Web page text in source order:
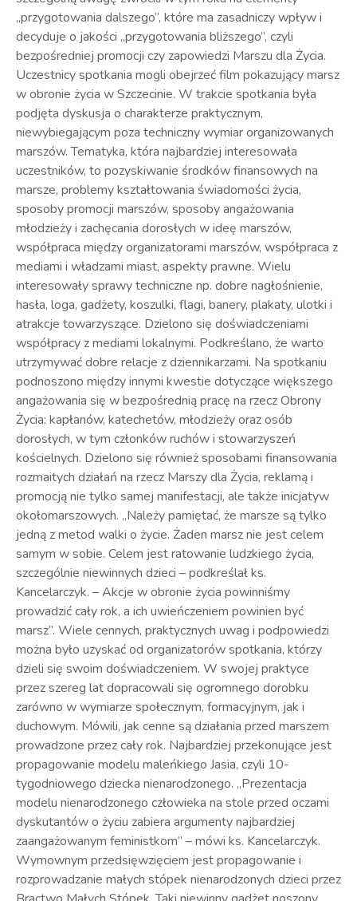
„przygotowania dalszego”, które ma zasadniczy wpływ i
decyduje o jakości „przygotowania bliższego”, czyli
bezpośredniej promocji czy zapowiedzi Marszu dla Życia.
Uczestnicy spotkania mogli obejrzeć film pokazujący marsz
w obronie życia w Szczecinie. W trakcie spotkania była
podjęta dyskusja o charakterze praktycznym,
niewybiegającym poza techniczny wymiar organizowanych
marszów. Tematyka, która najbardziej interesowała
uczestników, to pozyskiwanie środków finansowych na
marsze, problemy kształtowania świadomości życia,
sposoby promocji marszów, sposoby angażowania
młodzieży i zachęcania dorosłych w ideę marszów,
współpraca między organizatorami marszów, współpraca z
mediami i władzami miast, aspekty prawne. Wielu
interesowały sprawy techniczne np. dobre nagłośnienie,
hasła, loga, gadżety, koszulki, flagi, banery, plakaty, ulotki i
atrakcje towarzyszące. Dzielono się doświadczeniami
współpracy z mediami lokalnymi. Podkreślano, że warto
utrzymywać dobre relacje z dziennikarzami. Na spotkaniu
podnoszono między innymi kwestie dotyczące większego
angażowania się w bezpośrednią pracę na rzecz Obrony
Życia: kapłanów, katechetów, młodzieży oraz osób
dorosłych, w tym członków ruchów i stowarzyszeń
kościelnych. Dzielono się również sposobami finansowania
rozmaitych działań na rzecz Marszy dla Życia, reklamą i
promocją nie tylko samej manifestacji, ale także inicjatyw
okołomarszowych. „Należy pamiętać, że marsze są tylko
jedną z metod walki o życie. Żaden marsz nie jest celem
samym w sobie. Celem jest ratowanie ludzkiego życia,
szczególnie niewinnych dzieci – podkreślał ks.
Kancelarczyk. – Akcje w obronie życia powinniśmy
prowadzić cały rok, a ich uwieńczeniem powinien być
marsz”. Wiele cennych, praktycznych uwag i podpowiedzi
można było uzyskać od organizatorów spotkania, którzy
dzieli się swoim doświadczeniem. W swojej praktyce
przez szereg lat dopracowali się ogromnego dorobku
zarówno w wymiarze społecznym, formacyjnym, jak i
duchowym. Mówili, jak cenne są działania przed marszem
prowadzone przez cały rok. Najbardziej przekonujące jest
propagowanie modelu maleńkiego Jasia, czyli 10-
tygodniowego dziecka nienarodzonego. „Prezentacja
modelu nienarodzonego człowieka na stole przed oczami
dyskutantów o życiu zabiera argumenty najbardziej
zaangażowanym feministkom” – mówi ks. Kancelarczyk.
Wymownym przedsięwzięciem jest propagowanie i
rozprowadzanie małych stópek nienarodzonych dzieci przez